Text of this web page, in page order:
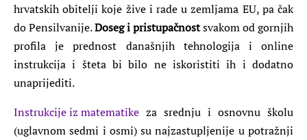
hrvatskih obitelji koje žive i rade u zemljama EU, pa čak
do Pensilvanije.Doseg i pristupačnostsvakom od gornjih
profila je prednost današnjih tehnologija i online
instrukcija i šteta bi bilo ne iskoristiti ih i dodatno
unaprijediti.
Instrukcije iz matematike za srednju i osnovnu školu
(uglavnom sedmi i osmi) su najzastupljenije u potražnji